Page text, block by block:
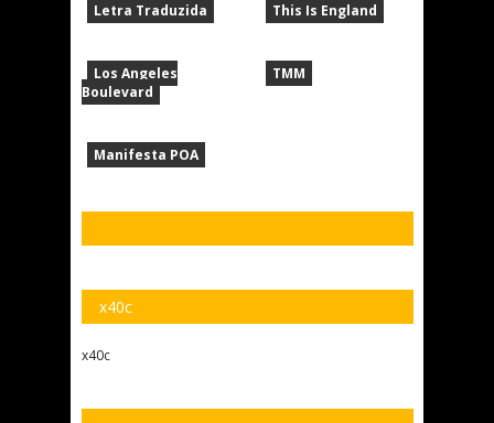
Letra Traduzida
Los Angeles
Boulevard
Manifesta POA
This Is England
TMM
x40c
x40c